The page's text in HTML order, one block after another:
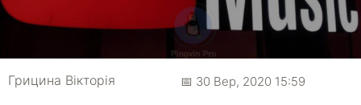
Грицина Вікторія 📅 30 Вер, 2020 15:59